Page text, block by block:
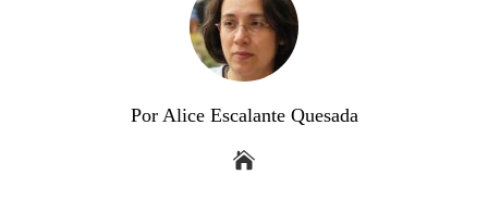
Por Alice Escalante Quesada